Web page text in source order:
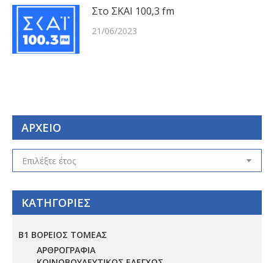
Στο ΣΚΑΙ 100,3 fm
21/06/2023
ΑΡΧΕΙΟ
ΑΡΧΕΙΟ
ΚΑΤΗΓΟΡΙΕΣ
Β1 ΒΟΡΕΙΟΣ ΤΟΜΕΑΣ
ΑΡΘΡΟΓΡΑΦΙΑ